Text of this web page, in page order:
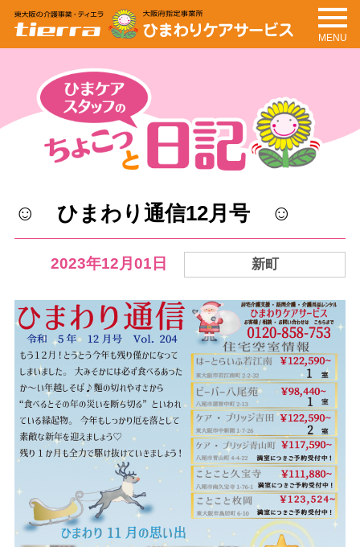
tierra
ひまわりケアサービ
ス
MENU
☺ ひまわり通信12月号 ☺
2023年12月01日 新町